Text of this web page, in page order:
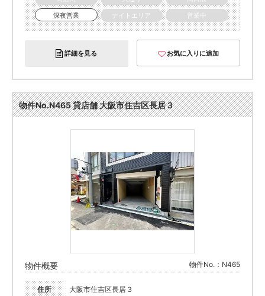
深夜営業
ナイトエリア 営業中
詳細を見る お気に入りに追加
物件No.N465 貸店舗 大阪市住吉区長居３
物件概要 物件No.：N465
住所 大阪市住吉区長居３